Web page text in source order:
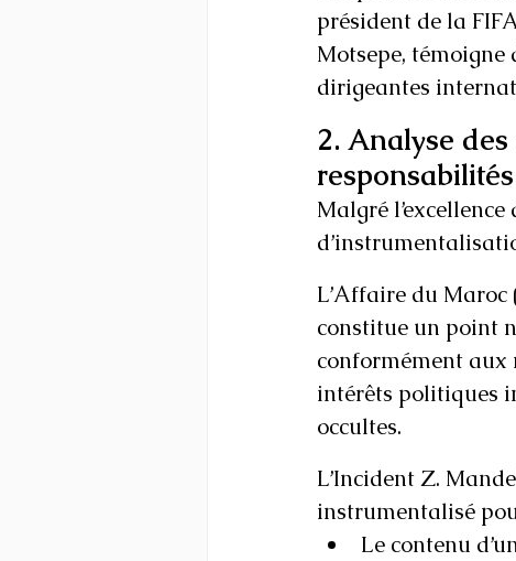
président de la
Motsepe, témoigne
dirigeantes
2. Analyse
responsabilités
Malgré
L’Affaire du Maroc
constitue un point
conformément aux
intérêts politiques
occultes.
L’Incident Z.
instrumentalisé
Le contenu